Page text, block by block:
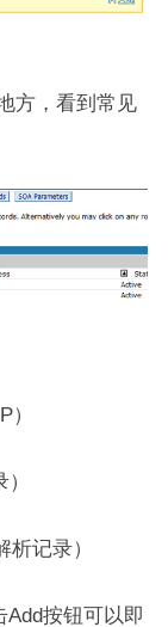
方，看到常见
记录）
按钮可以即